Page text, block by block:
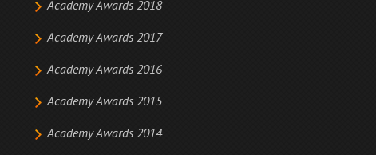
Academy Awards 2018
Academy Awards 2017
Academy Awards 2016
Academy Awards 2015
Academy Awards 2014